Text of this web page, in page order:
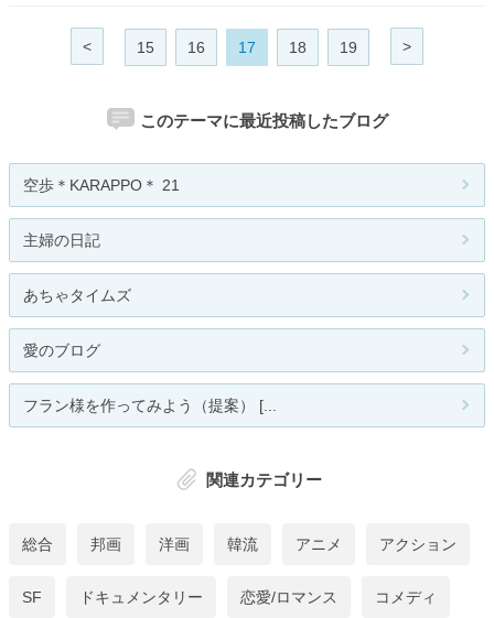
< 15 16 17 18 19 >
このテーマに最近投稿したブログ
空歩＊KARAPPO＊ 21
主婦の日記
あちゃタイムズ
愛のブログ
フラン様を作ってみよう（提案） [...
関連カテゴリー
総合 邦画 洋画 韓流 アニメ アクション
SF ドキュメンタリー 恋愛/ロマンス コメディ